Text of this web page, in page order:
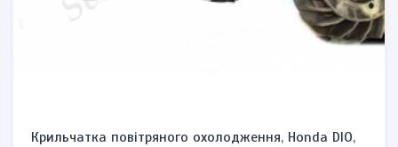
Крильчатка повітряного охолодження, Honda DIO,